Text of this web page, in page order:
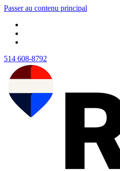
Passer au contenu principal
514 608-8792